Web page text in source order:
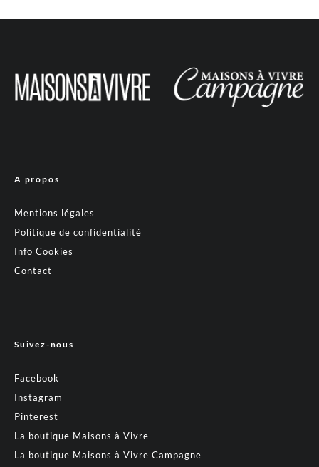
A propos
Mentions légales
Politique de confidentialité
Info Cookies
Contact
Suivez-nous
Facebook
Instagram
Pinterest
La boutique Maisons à Vivre
La boutique Maisons à Vivre Campagne